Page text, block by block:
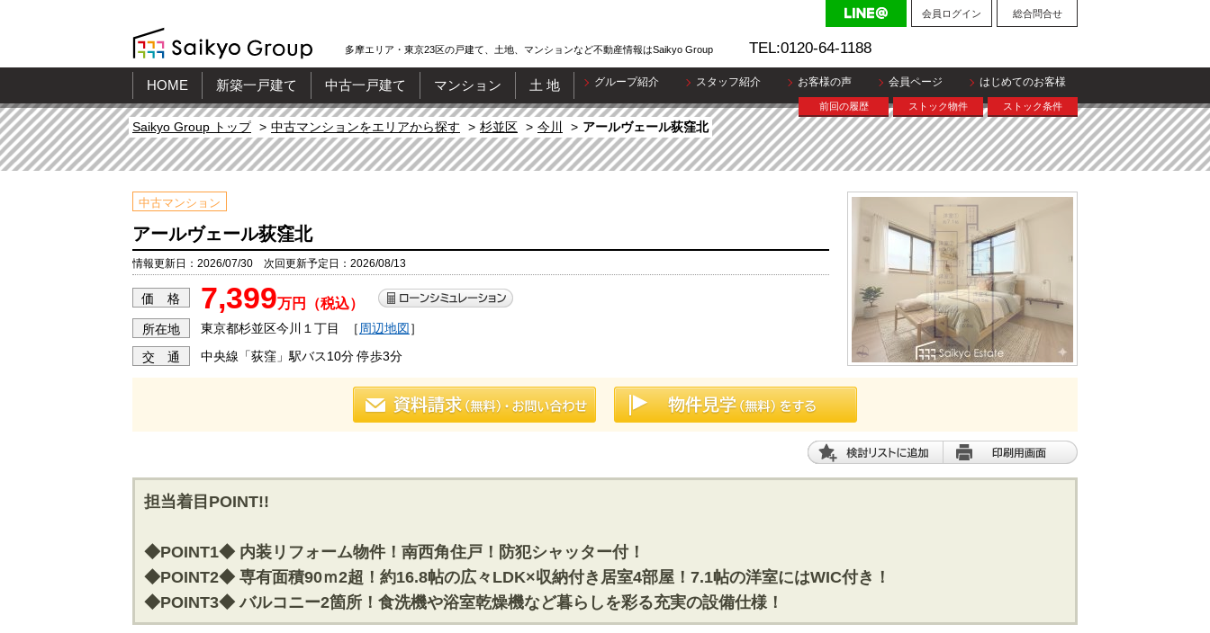
多摩エリア・東京23区の戸建て、土地、マンションなど不動産情報はSaikyo Group TEL:0120-64-1188
会員ログイン 総合問合せ
HOME 新築一戸建て 中古一戸建て マンション 土 地 グループ紹介 スタッフ紹介 お客様の声 会員ページ はじめてのお客様
前回の履歴 ストック物件 ストック条件
Saikyo Group トップ 中古マンションをエリアから探す 杉並区 今川 アールヴェール荻窪北
中古マンション
アールヴェール荻窪北
情報更新日：2026/07/30 次回更新予定日：2026/08/13
価 格 7,399万円（税込）
所在地 東京都杉並区今川１丁目 ［ 周辺地図］
交 通 中央線「荻窪」駅バス10分 停歩3分
担当着目POINT!!
◆POINT1◆ 内装リフォーム物件！南西角住戸！防犯シャッター付！
◆POINT2◆ 専有面積90ｍ2超！約16.8帖の広々LDK×収納付き居室4部屋！7.1帖の洋室にはWIC付き！
◆POINT3◆ バルコニー2箇所！食洗機や浴室乾燥機など暮らしを彩る充実の設備仕様！